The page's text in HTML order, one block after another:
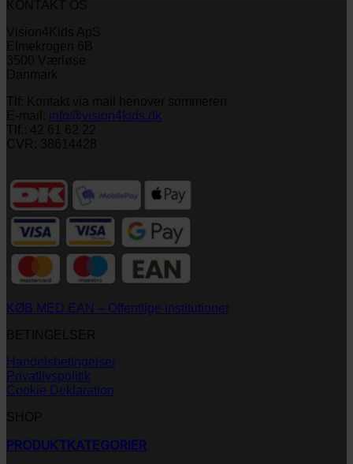
info@vision4kids.dk
KØB MED EAN – Offentlige institutioner
Handelsbetingelser
Privatlivspolitik
Cookie Deklaration
PRODUKTKATEGORIER